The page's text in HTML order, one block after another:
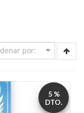
5 %
DTO.